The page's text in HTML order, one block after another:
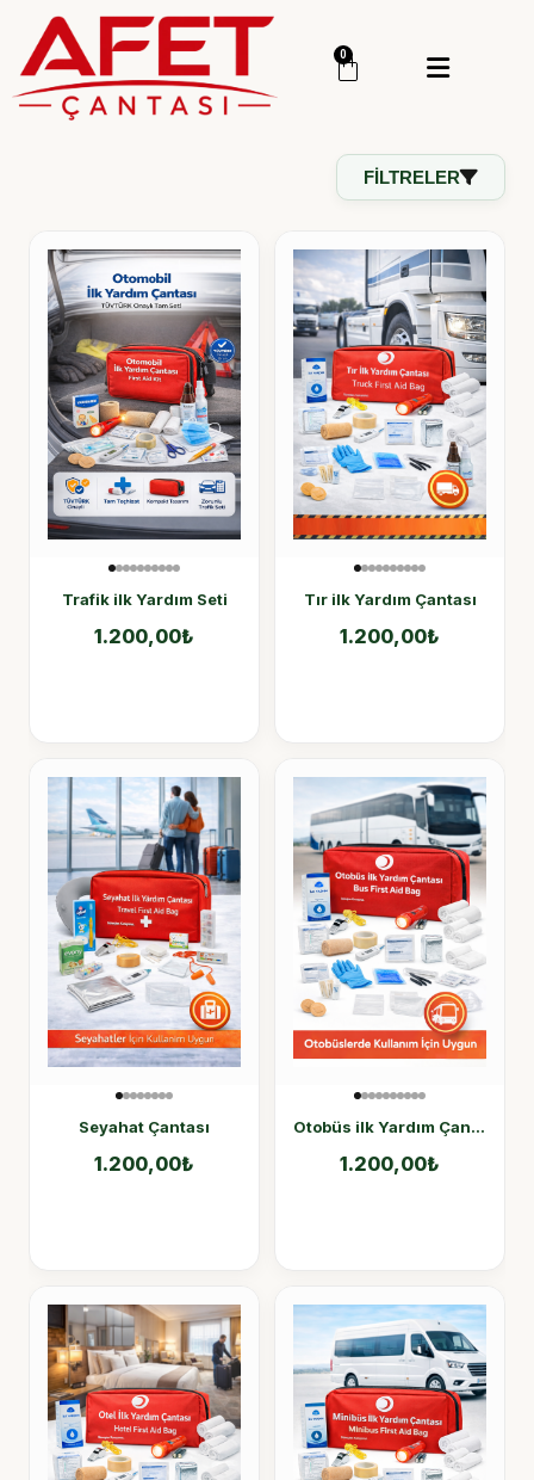
0
FILTRELER
Trafik ilk Yardım Seti
1.200,00₺
Tır ilk Yardım Çantası
1.200,00₺
Seyahat Çantası
1.200,00₺
Otobüs ilk Yardım Çantası
1.200,00₺
Menü
Giriş Yap
Genel
Deprem Çantası
Deprem Malzemesi
İlk Yardım Çantası
Okul Deprem Çantası
Toptan Deprem Çantası